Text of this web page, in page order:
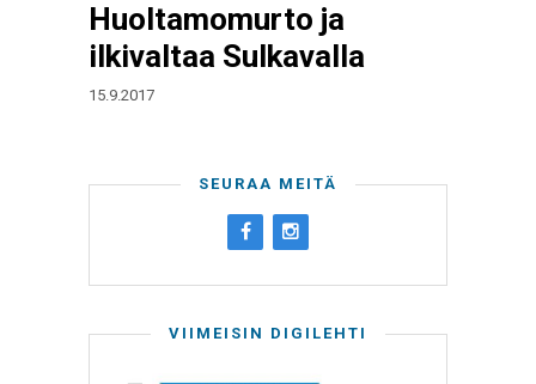
Huoltamomurto ja
ilkivaltaa Sulkavalla
15.9.2017
SEURAA MEITÄ
VIIMEISIN DIGILEHTI